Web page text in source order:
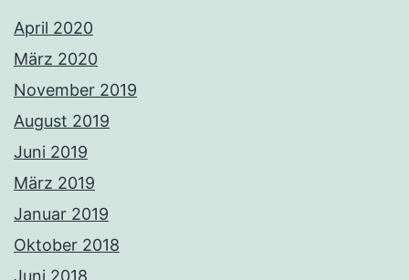
April 2020
März 2020
November 2019
August 2019
Juni 2019
März 2019
Januar 2019
Oktober 2018
Juni 2018